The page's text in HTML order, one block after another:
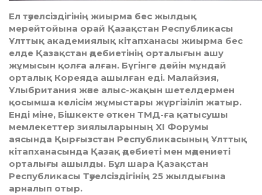
Ел тәуелсіздігінің жиырма бес жылдық
мерейтойына орай Қазақстан Республикасы
Ұлттық академиялық кітапханасы жиырма бес
елде Қазақстан әдебиетінің орталығын ашу
жұмысын қолға алған. Бүгінге дейін мұндай
орталық Кореяда ашылған еді. Малайзия,
Ұлыбритания және алыс-жақын шетелдермен
қосымша келісім жұмыстары жүргізіліп жатыр.
Енді міне, Бішкекте өткен ТМД-ға қатысушы
мемлекеттер зиялыларының XI Форумы
аясында Қырғызстан Республикасының Ұлттық
кітапханасында Қазақ әдебиеті мен мәдениеті
орталығы ашылды. Бұл шара Қазақстан
Республикасы Тәуелсіздігінің 25 жылдығына
арналып отыр.